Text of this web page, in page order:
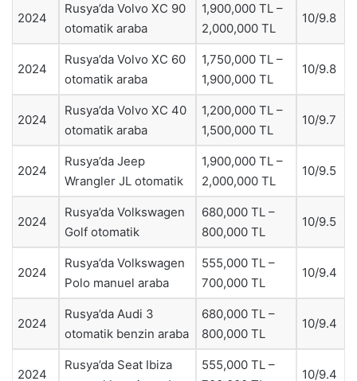
2024
Rusya’da Volvo XC 90
otomatik araba
1,900,000 TL –
2,000,000 TL
10/9.8
2024
Rusya’da Volvo XC 60
otomatik araba
1,750,000 TL –
1,900,000 TL
10/9.8
2024
Rusya’da Volvo XC 40
otomatik araba
1,200,000 TL –
1,500,000 TL
10/9.7
2024
Rusya’da Jeep
Wrangler JL otomatik
1,900,000 TL –
2,000,000 TL
10/9.5
2024
Rusya’da Volkswagen
Golf otomatik
680,000 TL –
800,000 TL
10/9.5
2024
Rusya’da Volkswagen
Polo manuel araba
555,000 TL –
700,000 TL
10/9.4
2024
Rusya’da Audi 3
otomatik benzin araba
680,000 TL –
800,000 TL
10/9.4
2024
Rusya’da Seat Ibiza
555,000 TL –
10/9.4